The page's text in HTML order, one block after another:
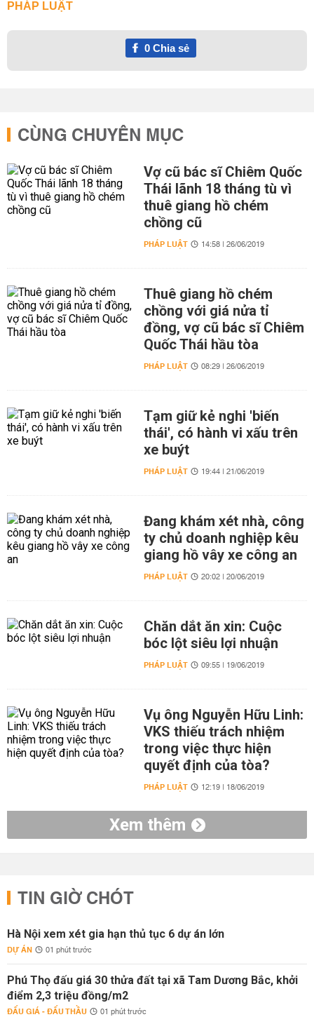
PHÁP LUẬT
0Chia sẻ
CÙNG CHUYÊN MỤC
Vợ cũ bác sĩ Chiêm Quốc
Thái lãnh 18 tháng tù vì
thuê giang hồ chém
chồng cũ
PHÁP LUẬT 14:58 | 26/06/2019
Thuê giang hồ chém
chồng với giá nửa tỉ
đồng, vợ cũ bác sĩ Chiêm
Quốc Thái hầu tòa
PHÁP LUẬT 08:29 | 26/06/2019
Tạm giữ kẻ nghi 'biến
thái', có hành vi xấu trên
xe buýt
PHÁP LUẬT 19:44 | 21/06/2019
Đang khám xét nhà, công
ty chủ doanh nghiệp kêu
giang hồ vây xe công an
PHÁP LUẬT 20:02 | 20/06/2019
Chăn dắt ăn xin: Cuộc
bóc lột siêu lợi nhuận
PHÁP LUẬT 09:55 | 19/06/2019
Vụ ông Nguyễn Hữu Linh:
VKS thiếu trách nhiệm
trong việc thực hiện
quyết định của tòa?
PHÁP LUẬT 12:19 | 18/06/2019
Xem thêm
TIN GIỜ CHÓT
Hà Nội xem xét gia hạn thủ tục 6 dự án lớn
DỰ ÁN 01 phút trước
Phú Thọ đấu giá 30 thửa đất tại xã Tam Dương Bắc, khởi
điểm 2,3 triệu đồng/m2
ĐẤU GIÁ - ĐẤU THẦU 01 phút trước